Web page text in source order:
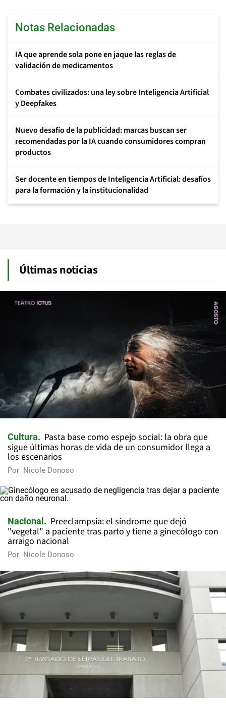
Notas Relacionadas
IA que aprende sola pone en jaque las reglas de
validación de medicamentos
Combates civilizados: una ley sobre Inteligencia Artificial
y Deepfakes
Nuevo desafío de la publicidad: marcas buscan ser
recomendadas por la IA cuando consumidores compran
productos
Ser docente en tiempos de Inteligencia Artificial: desafíos
para la formación y la institucionalidad
Últimas noticias
Cultura
Pasta base como espejo social: la obra que
sigue últimas horas de vida de un consumidor llega a
los escenarios
Por Nicole Donoso
Nacional
Preeclampsia: el síndrome que dejó
"vegetal" a paciente tras parto y tiene a ginecólogo con
arraigo nacional
Por Nicole Donoso